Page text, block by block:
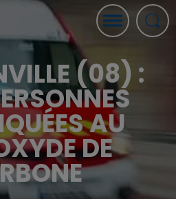
(08) :
AU
DE